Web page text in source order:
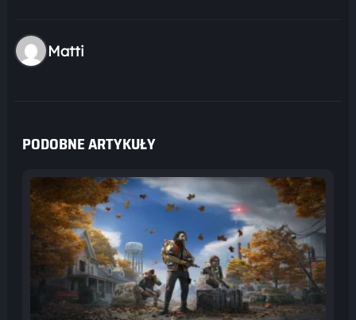
Matti
PODOBNE ARTYKUŁY